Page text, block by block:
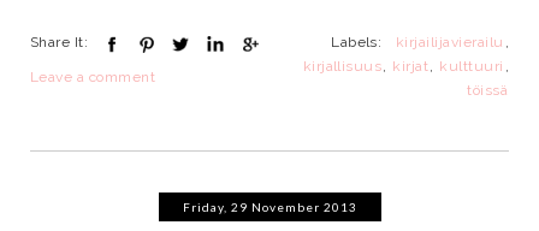
Share It:
Leave a comment
Labels: kirjailijavierailu ,
kirjallisuus, kirjat, kulttuuri ,
töissä
Friday, 29 November 2013